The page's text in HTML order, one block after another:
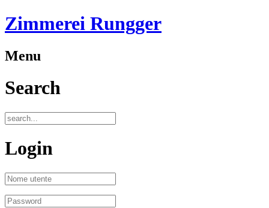
Zimmerei Rungger
Menu
Search
Login